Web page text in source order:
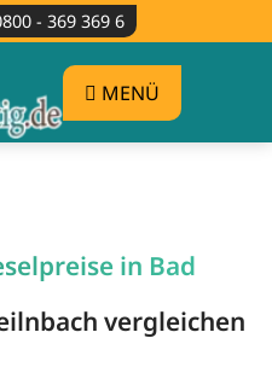
- 369 369 6
MENÜ
in Bad
vergleichen